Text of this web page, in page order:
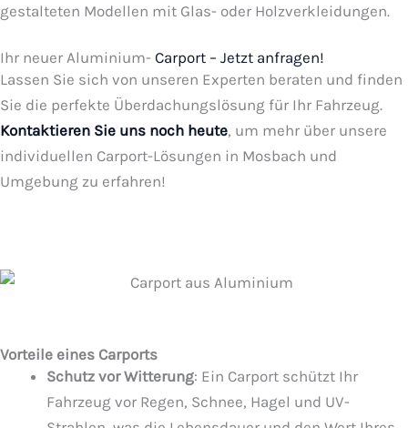
gestalteten Modellen mit Glas- oder Holzverkleidungen.
Ihr neuer Aluminium- Carport – Jetzt anfragen!
Lassen Sie sich von unseren Experten beraten und finden
Sie die perfekte Überdachungslösung für Ihr Fahrzeug.
Kontaktieren Sie uns noch heute, um mehr über unsere
individuellen Carport-Lösungen in Mosbach und
Umgebung zu erfahren!
Vorteile eines Carports
Schutz vor Witterung: Ein Carport schützt Ihr
Fahrzeug vor Regen, Schnee, Hagel und UV-